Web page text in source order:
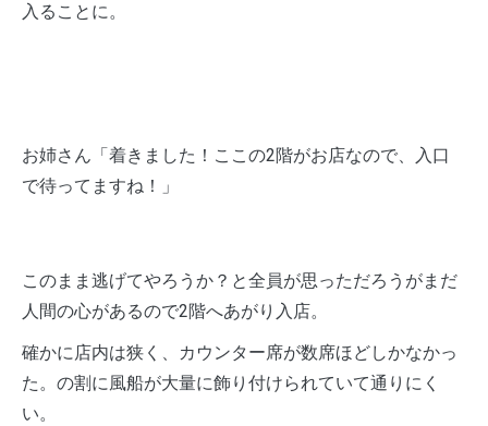
入ることに。
お姉さん「着きました！ここの2階がお店なので、入口
で待ってますね！」
このまま逃げてやろうか？と全員が思っただろうがまだ
人間の心があるので2階へあがり入店。
確かに店内は狭く、カウンター席が数席ほどしかなかっ
た。の割に風船が大量に飾り付けられていて通りにく
い。